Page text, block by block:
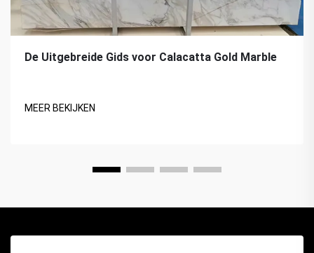
De Uitgebreide Gids voor Calacatta Gold Marble
MEER BEKIJKEN